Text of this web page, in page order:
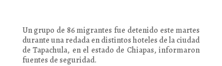
Un grupo de 86 migrantes fue detenido este martes
durante una redada en distintos hoteles de la ciudad
de Tapachula, en el estado de Chiapas, informaron
fuentes de seguridad.